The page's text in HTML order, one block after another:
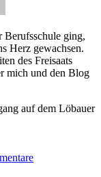
Berufsschule ging,
Herz gewachsen.
des Freisaats
mich und den Blog
auf dem Löbauer